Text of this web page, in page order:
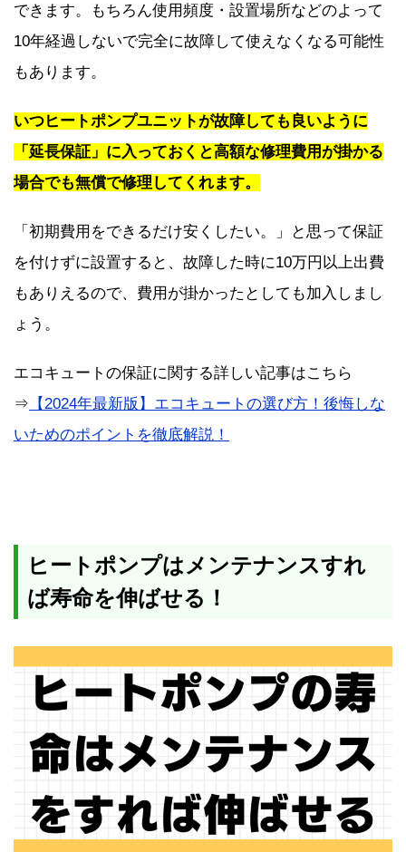
できます。もちろん使用頻度・設置場所などのよって
10年経過しないで完全に故障して使えなくなる可能性
もあります。
いつヒートポンプユニットが故障しても良いように
「延長保証」に入っておくと高額な修理費用が掛かる
場合でも無償で修理してくれます。
「初期費用をできるだけ安くしたい。」と思って保証
を付けずに設置すると、故障した時に10万円以上出費
もありえるので、費用が掛かったとしても加入しまし
ょう。
エコキュートの保証に関する詳しい記事はこちら
⇒ 【2024年最新版】エコキュートの選び方！後悔しな
いためのポイントを徹底解説！
ヒートポンプはメンテナンスすれ
ば寿命を伸ばせる！